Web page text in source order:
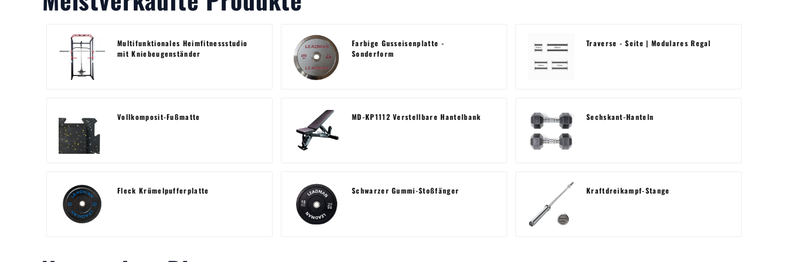
Multifunktionales Heimfitnessstudio
mit Kniebeugenständer
Farbige Gusseisenplatte -
Sonderform
Traverse - Seite | Modulares Regal
Vollkomposit-Fußmatte MD-KP1112 Verstellbare Hantelbank Sechskant-Hanteln
Fleck Krümelpufferplatte Schwarzer Gummi-Stoßfänger Kraftdreikampf-Stange